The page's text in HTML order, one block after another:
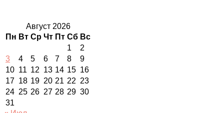
Август 2026
Пн Вт Ср Чт Пт Сб Вс
1
2
3
4 5 6 7 8
9
10 11 12 13 14 15 16
17 18 19 20 21 22 23
24 25 26 27 28 29 30
31